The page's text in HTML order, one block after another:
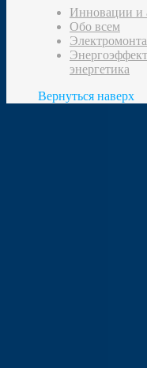
Инновации и
Обо всем
энергетика
Вернуться наверх